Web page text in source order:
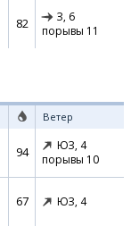
82 З, 6
порывы 11
Ветер
94 ЮЗ, 4
порывы 10
67 ЮЗ, 4